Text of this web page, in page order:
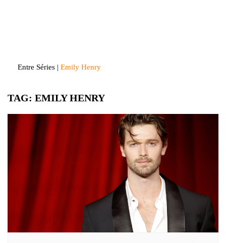
Entre Séries | Emily Henry
TAG: EMILY HENRY